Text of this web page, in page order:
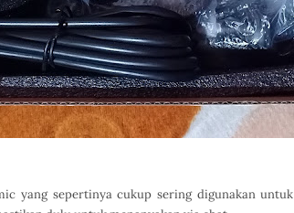
yang sepertinya cukup sering digunakan untuk